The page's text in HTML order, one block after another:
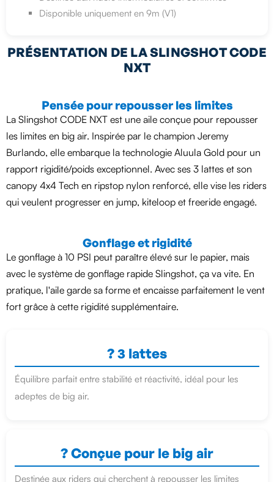
Disponible uniquement en 9m (V1)
PRÉSENTATION DE LA SLINGSHOT CODE
NXT
Pensée pour repousser les limites
La Slingshot CODE NXT est une aile conçue pour repousser
les limites en big air. Inspirée par le champion Jeremy
Burlando, elle embarque la technologie Aluula Gold pour un
rapport rigidité/poids exceptionnel. Avec ses 3 lattes et son
canopy 4x4 Tech en ripstop nylon renforcé, elle vise les riders
qui veulent progresser en jump, kiteloop et freeride engagé.
Gonflage et rigidité
Le gonflage à 10 PSI peut paraître élevé sur le papier, mais
avec le système de gonflage rapide Slingshot, ça va vite. En
pratique, l'aile garde sa forme et encaisse parfaitement le vent
fort grâce à cette rigidité supplémentaire.
? 3 lattes
Équilibre parfait entre stabilité et réactivité, idéal pour les
adeptes de big air.
? Conçue pour le big air
Destinée aux riders qui cherchent à repousser les limites